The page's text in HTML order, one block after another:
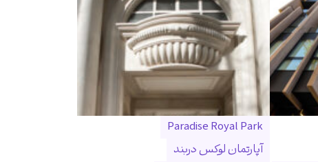
Paradise Royal Park
آپارتمان لوکس دربند